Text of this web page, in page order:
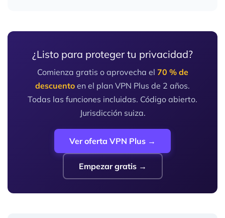
¿Listo para proteger tu privacidad?
Comienza gratis o aprovecha el 70 % de
descuento en el plan VPN Plus de 2 años.
Todas las funciones incluidas. Código abierto.
Jurisdicción suiza.
Ver oferta VPN Plus →
Empezar gratis →